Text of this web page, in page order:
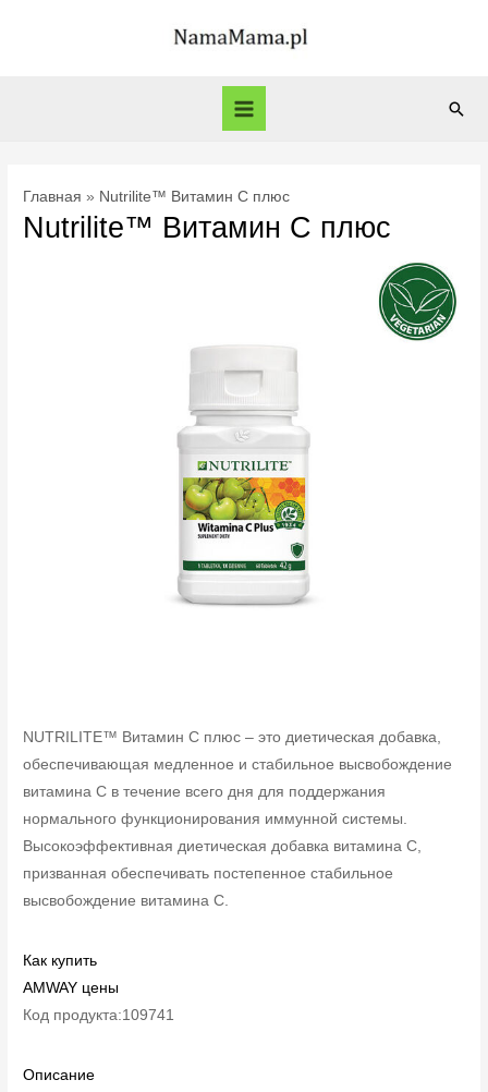
Main
Главная Nutrilite™ Витамин С плюс
Nutrilite™ Витамин С плюс
NUTRILITE™ Витамин C плюс – это диетическая добавка,
обеспечивающая медленное и стабильное высвобождение
витамина C в течение всего дня для поддержания
нормального функционирования иммунной системы.
Высокоэффективная диетическая добавка витамина C,
призванная обеспечивать постепенное стабильное
высвобождение витамина C.
Как купить
AMWAY цены
Код продукта:109741
Описание